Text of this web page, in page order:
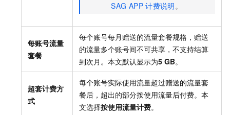
SAG APP 计费说明。
每账号流量
套餐
每个账号每月赠送的流量套餐规格，赠送
的流量多个账号间不可共享，不支持结算
到次月。本文默认显示为5 GB。
超套计费方
式
每个账号实际使用流量超过赠送的流量套
餐后，超出的部分按使用流量后付费。本
文选择按使用流量计费。